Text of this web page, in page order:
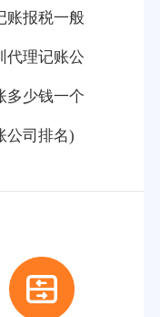
账报税一般
代理记账公
多少钱一个
公司排名)